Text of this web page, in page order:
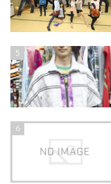
5
6